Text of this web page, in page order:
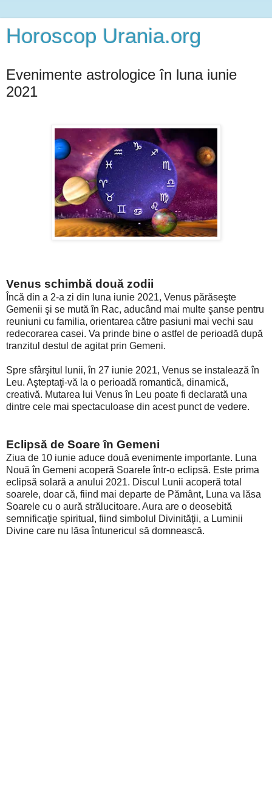
Horoscop Urania.org
Evenimente astrologice în luna iunie
2021
Venus schimbă două zodii
Încă din a 2-a zi din luna iunie 2021, Venus părăseşte
Gemenii şi se mută în Rac, aducând mai multe şanse pentru
reuniuni cu familia, orientarea către pasiuni mai vechi sau
redecorarea casei. Va prinde bine o astfel de perioadă după
tranzitul destul de agitat prin Gemeni.
Spre sfârşitul lunii, în 27 iunie 2021, Venus se instalează în
Leu. Aşteptaţi-vă la o perioadă romantică, dinamică,
creativă. Mutarea lui Venus în Leu poate fi declarată una
dintre cele mai spectaculoase din acest punct de vedere.
Eclipsă de Soare în Gemeni
Ziua de 10 iunie aduce două evenimente importante. Luna
Nouă în Gemeni acoperă Soarele într-o eclipsă. Este prima
eclipsă solară a anului 2021. Discul Lunii acoperă total
soarele, doar că, fiind mai departe de Pământ, Luna va lăsa
Soarele cu o aură strălucitoare. Aura are o deosebită
semnificaţie spiritual, fiind simbolul Divinităţii, a Luminii
Divine care nu lăsa întunericul să domnească.